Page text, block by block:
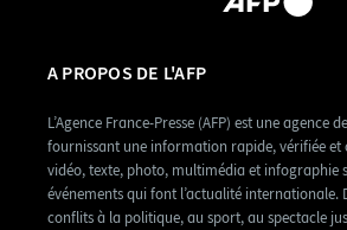
A PROPOS DE L'AFP
L’Agence France-Presse (AFP) est une agence
fournissant une information rapide, vérifiée et
vidéo, texte, photo, multimédia et infographie
événements qui font l’actualité internationale.
conflits à la politique, au sport, au spectacle